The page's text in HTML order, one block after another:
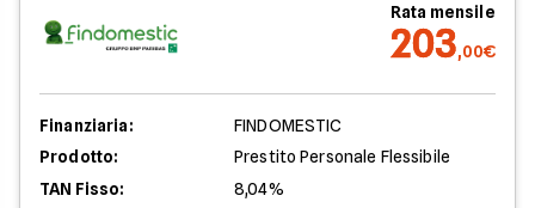
Rata mensile
203,00€
Finanziaria:
FINDOMESTIC
Prodotto:
Prestito Personale Flessibile
TAN Fisso:
8,04%